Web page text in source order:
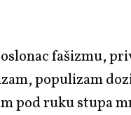
fašizmu,
populizam
pod ruku stupa